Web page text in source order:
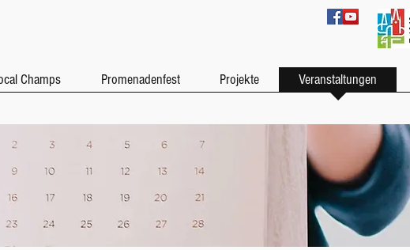
Champs Promenadenfest Projekte Veranstaltungen